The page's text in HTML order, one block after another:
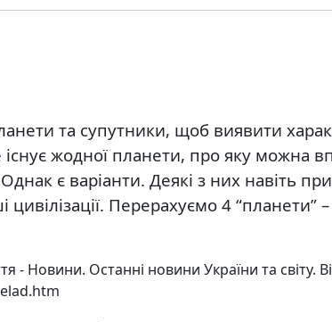
та супутники, щоб виявити
жодної планети, про яку можна
є варіанти. Деякі з них навіть
Перерахуємо 4 “планети”